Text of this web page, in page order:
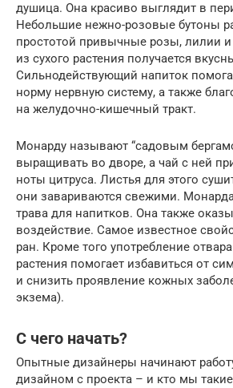
душица. Она красиво выглядит в
Небольшие нежно-розовые бутоны
простотой привычные розы, лилии
из сухого растения получается
Сильнодействующий напиток
норму нервную систему, а также
на желудочно-кишечный тракт.
Монарду называют “садовым
выращивать во дворе, а чай с ней
ноты цитруса. Листья для этого
они завариваются свежими.
трава для напитков. Она также
воздействие. Самое известное
ран. Кроме того употребление
растения помогает избавиться от
и снизить проявление кожных
экзема).
С чего начать?
Опытные дизайнеры начинают
дизайном с проекта – и кто мы